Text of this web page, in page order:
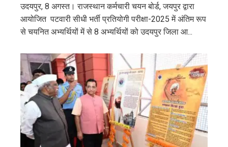
उदयपुर, 8 अगस्त। राजस्थान कर्मचारी चयन बोर्ड, जयपुर द्वारा
आयोजित पटवारी सीधी भर्ती प्रतियोगी परीक्षा-2025 में अंतिम रूप
से चयनित अभ्यर्थियों में से 8 अभ्यर्थियों को उदयपुर जिला आ...